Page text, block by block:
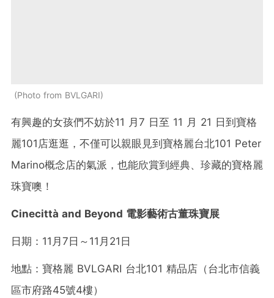
Photo from BVLGARI
有興趣的女孩們不妨於11 月7 日至 11 月 21 日到寶格
麗101店逛逛，不僅可以親眼見到寶格麗台北101 Peter
Marino概念店的氣派，也能欣賞到經典、珍藏的寶格麗
珠寶噢！
Cinecittà and Beyond 電影藝術古董珠寶展
日期：11月7日～11月21日
地點：寶格麗 BVLGARI 台北101 精品店（台北市信義
區市府路45號4樓）